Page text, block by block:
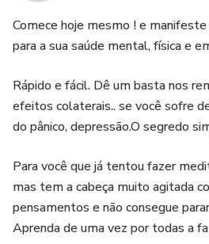
e-book super barato, um método
que pode trazer benefícios
Comece hoje mesmo ! e
para a sua saúde mental, física e
Rápido e fácil. Dê um basta nos
efeitos colaterais.. se você sofre
do pânico, depressão.O segredo
Para você que já tentou fazer
mas tem a cabeça muito agitada
pensamentos e não consegue
Aprenda de uma vez por todas a